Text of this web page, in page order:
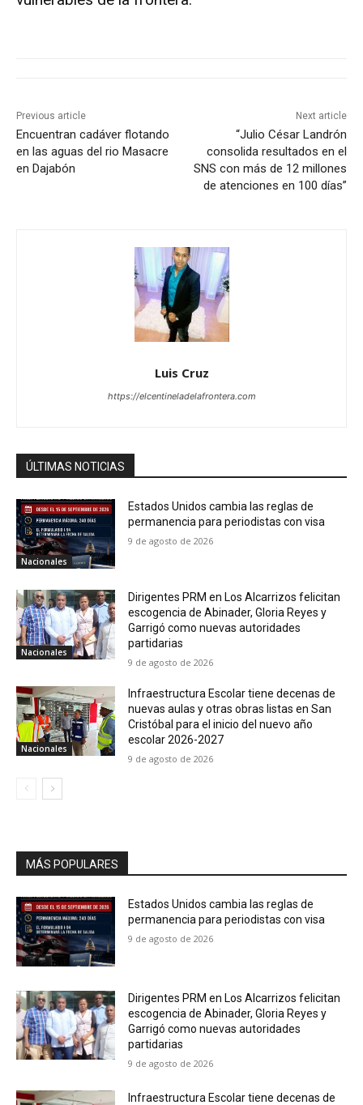
Previous article
Encuentran cadáver flotando
en las aguas del rio Masacre
en Dajabón
Next article
“Julio César Landrón
consolida resultados en el
SNS con más de 12 millones
de atenciones en 100 días”
Luis Cruz
https://elcentineladelafrontera.com
ÚLTIMAS NOTICIAS
Nacionales
Estados Unidos cambia las reglas de
permanencia para periodistas con visa
9 de agosto de 2026
Nacionales
Dirigentes PRM en Los Alcarrizos felicitan
escogencia de Abinader, Gloria Reyes y
Garrigó como nuevas autoridades
partidarias
9 de agosto de 2026
Nacionales
Infraestructura Escolar tiene decenas de
nuevas aulas y otras obras listas en San
Cristóbal para el inicio del nuevo año
escolar 2026-2027
9 de agosto de 2026
MÁS POPULARES
Estados Unidos cambia las reglas de
permanencia para periodistas con visa
9 de agosto de 2026
Dirigentes PRM en Los Alcarrizos felicitan
escogencia de Abinader, Gloria Reyes y
Garrigó como nuevas autoridades
partidarias
9 de agosto de 2026
Infraestructura Escolar tiene decenas de